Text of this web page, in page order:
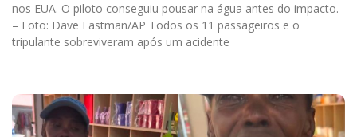
nos EUA. O piloto conseguiu pousar na água antes do impacto.
– Foto: Dave Eastman/AP Todos os 11 passageiros e o
tripulante sobreviveram após um acidente